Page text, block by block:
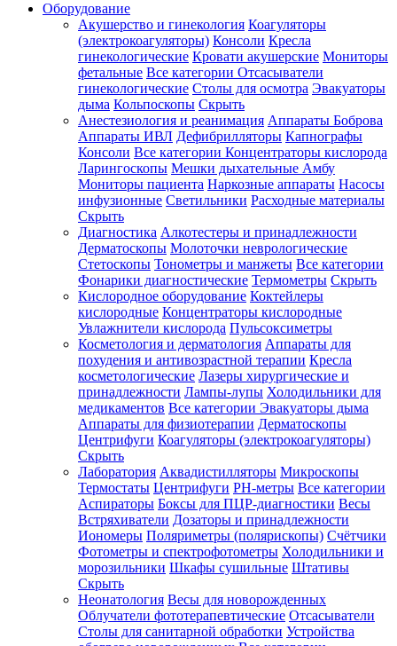
Оборудование
Акушерство и гинекология Коагуляторы
(электрокоагуляторы) Консоли Кресла
гинекологические Кровати акушерские Мониторы
фетальные Все категории Отсасыватели
гинекологические Столы для осмотра Эвакуаторы
дыма Кольпоскопы Скрыть
Анестезиология и реанимация Аппараты Боброва
Аппараты ИВЛ Дефибрилляторы Капнографы
Консоли Все категории Концентраторы кислорода
Ларингоскопы Мешки дыхательные Амбу
Мониторы пациента Наркозные аппараты Насосы
инфузионные Светильники Расходные материалы
Скрыть
Диагностика Алкотестеры и принадлежности
Дерматоскопы Молоточки неврологические
Стетоскопы Тонометры и манжеты Все категории
Фонарики диагностические Термометры Скрыть
Кислородное оборудование Коктейлеры
кислородные Концентраторы кислородные
Увлажнители кислорода Пульсоксиметры
Косметология и дерматология Аппараты для
похудения и антивозрастной терапии Кресла
косметологические Лазеры хирургические и
принадлежности Лампы-лупы Холодильники для
медикаментов Все категории Эвакуаторы дыма
Аппараты для физиотерапии Дерматоскопы
Центрифуги Коагуляторы (электрокоагуляторы)
Скрыть
Лаборатория Аквадистилляторы Микроскопы
Термостаты Центрифуги PH-метры Все категории
Аспираторы Боксы для ПЦР-диагностики Весы
Встряхиватели Дозаторы и принадлежности
Иономеры Поляриметры (полярископы) Счётчики
Фотометры и спектрофотометры Холодильники и
морозильники Шкафы сушильные Штативы
Скрыть
Неонатология Весы для новорожденных
Облучатели фототерапевтические Отсасыватели
Столы для санитарной обработки Устройства